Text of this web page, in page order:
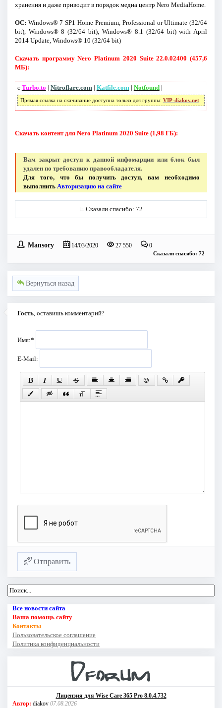
хранения и даже приводит в порядок медиа центр Nero MediaHome.
ОС: Windows® 7 SP1 Home Premium, Professional or Ultimate (32/64
bit), Windows® 8 (32/64 bit), Windows® 8.1 (32/64 bit) with April
2014 Update, Windows® 10 (32/64 bit)
Скачать программу Nero Platinum 2020 Suite 22.0.02400 (457,6
МБ):
с Turbo.to | Nitroflare.com | Katfile.com | Notfound|
Прямая ссылка на скачивание доступна только для группы: VIP-diakov.net
Скачать контент для Nero Platinum 2020 Suite (1,98 ГБ):
Вам закрыт доступ к данной инфомарции или блок был
удален по требованию правообладателя.
Для того, что бы получить доступ, вам необходимо
выполнить Авторизацию на сайте
Сказали спасибо: 72
Mansory 14/03/2020 27 550 0
Сказали спасибо: 72
Вернуться назад
Гость, оставишь комментарий?
Имя:*
E-Mail:
Отправить
Все новости сайта
Ваша помощь сайту
Контакты
Пользовательское соглашение
Политика конфиденциальности
Лицензия для Wise Care 365 Pro 8.0.4.732
Автор: diakov 07.08.2026